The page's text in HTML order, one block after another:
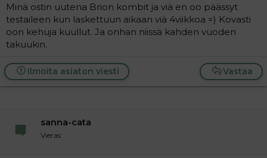
Minä ostin uutena Brion kombit ja viä en oo päässyt
testaileen kun laskettuun aikaan viä 4viikkoa =) Kovasti
oon kehuja kuullut. Ja onhan niissä kahden vuoden
takuukin.
Vastaa
Ilmoita asiaton viesti
sanna-cata
Vieras